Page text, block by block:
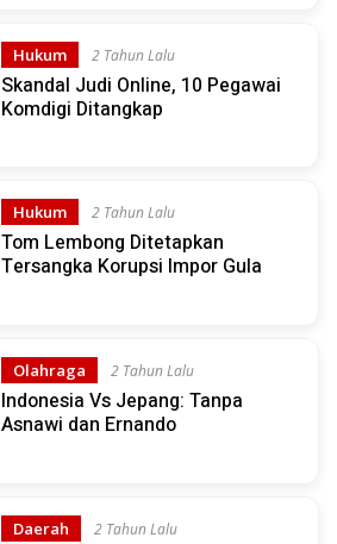
Hukum 2 Tahun Lalu
Skandal Judi Online, 10 Pegawai
Komdigi Ditangkap
Hukum 2 Tahun Lalu
Tom Lembong Ditetapkan
Tersangka Korupsi Impor Gula
Olahraga 2 Tahun Lalu
Indonesia Vs Jepang: Tanpa
Asnawi dan Ernando
Daerah 2 Tahun Lalu